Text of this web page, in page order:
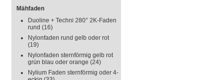
Mähfaden
Duoline + Techni 280° 2K-Faden
rund (16)
Nylonfaden rund gelb oder rot
(19)
Nylonfaden sternförmig gelb rot
grün blau oder orange (24)
Nylium Faden sternförmig oder 4-